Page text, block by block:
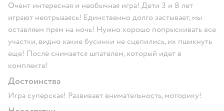
Очент интересная и необычная игра! Дети 3 и 8 лет
играют неотрыааясь! Единственно долго застывает, мы
оставляем прям на ночь! Нужно хорошо попрыскивать все
участки, видно какие бусинки не сцепились, их пшикнуть
еще! После снимается шпателем, который идет в
комплекте!
Достоинства
Игра суперская! Развивает внимательность, моторику!